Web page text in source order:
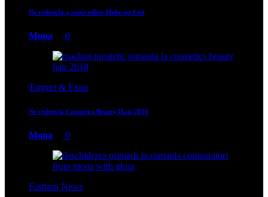
Ne vedem la a sasea editie Make-up Fest
Mona 0
Targuri & Expo
Ne vedem la Cosmetics Beauty Hair 2018
Mona 0
Fashion News